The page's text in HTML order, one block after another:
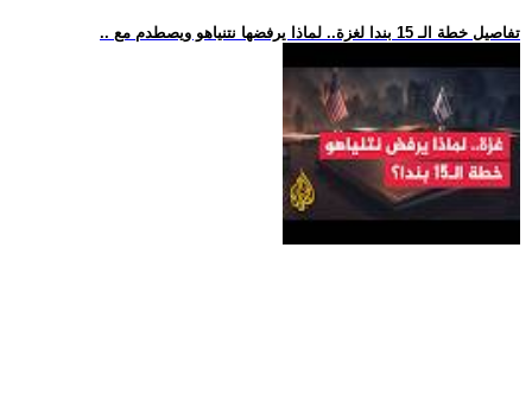
.. تفاصيل خطة الـ 15 بندا لغزة.. لماذا يرفضها نتنياهو ويصطدم مع